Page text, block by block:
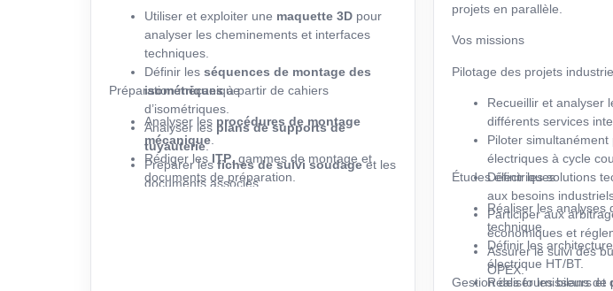
Utiliser et exploiter une maquette 3D pour
analyser les cheminements et interfaces
techniques.
Définir les séquences de montage des
isométriquesà partir de cahiers
d’isométriques.
Analyser les plans de supports de
tuyauterie.
Préparer lesfiches de suivi soudageet les
documents associés.
Préparation mécanique
Analyser les procédures de montage
mécanique
Rédiger les ITP, gammes de montage et
documents de préparation.
projets en parallèle.
Vos missions
Pilotage des projets
Recueillir et analyser
différents services
Piloter
électriques à cycle
Définir les solutions
aux besoins
Participer aux
économiques et
Assurer le suivi des
OPEX.
Études électriques
Réaliser les analyses
technique.
Définir les
électrique HT/BT.
Réaliser les bilans de
Gestion des fournisseurs et